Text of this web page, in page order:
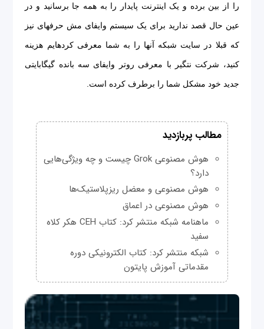
را از بین برده و یک اینترنت پایدار را به همه جا برسانید و در
عين حال قصد ندارید برای یک سیستم وای‎فای مش حرفه‎ای نیز
که قبلا در سایت شبکه آنها را به شما معرفی کرده‎ایم هزینه
کنید، شرکت نت‎گیر با معرفی روتر وای‎فای سه بانده گیگابایتی
جدید خود مشکل شما را برطرف کرده است.
مطالب پربازدید
هوش مصنوعی Grok چیست و چه ویژگی‌هایی
دارد؟
هوش مصنوعی و معضل ریزپلاستیک‌ها
هوش مصنوعی در اعماق
ماهنامه شبکه منتشر کرد: کتاب CEH هکر کلاه
سفید
شبکه منتشر کرد: کتاب الکترونیکی دوره
مقدماتی آموزش پایتون